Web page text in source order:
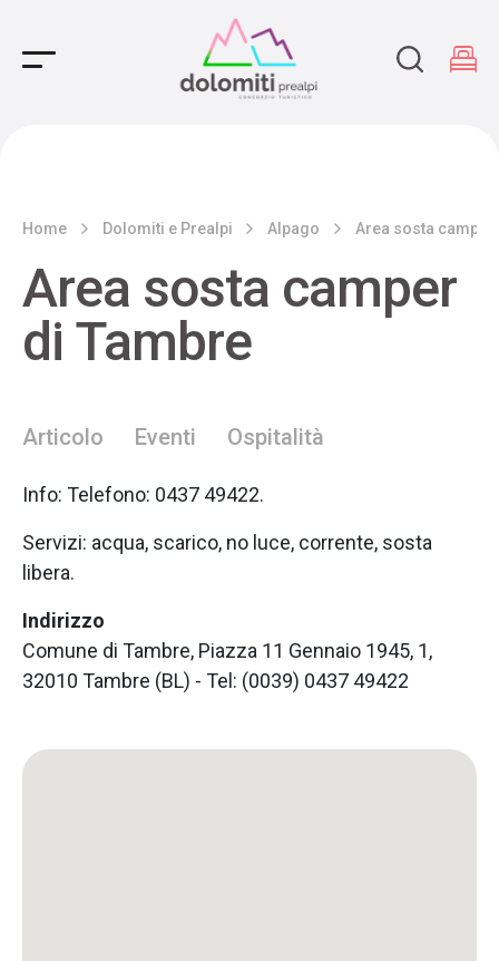
Main Navigation
Home Dolomiti e Prealpi Alpago Area sosta camper
Area sosta camper
di Tambre
Articolo Eventi Ospitalità
Info: Telefono: 0437 49422.
Servizi: acqua, scarico, no luce, corrente, sosta
libera.
Indirizzo
Comune di Tambre, Piazza 11 Gennaio 1945, 1,
32010 Tambre (BL) - Tel: (0039) 0437 49422